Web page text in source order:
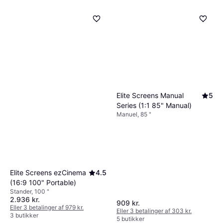
Elite Screens ezCinema
(16:9 100" Portable)
4.5
Stander, 100 "
2.936 kr.
Eller 3 betalinger af 979 kr.
3 butikker
Elite Screens Manual
Series (1:1 85" Manual)
5
Manuel, 85 "
909 kr.
Eller 3 betalinger af 303 kr.
5 butikker